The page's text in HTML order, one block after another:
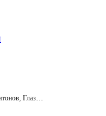
В Псковской области в первой тройке – Путин, Харитонов, Глазьев (обработано 15 % протоколов)